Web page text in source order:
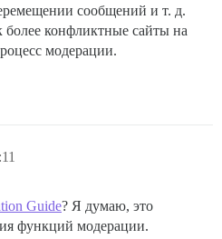
сообщений и т. д.
более конфликтные сайты на
модерации.
Guide? Я думаю, это
функций модерации.